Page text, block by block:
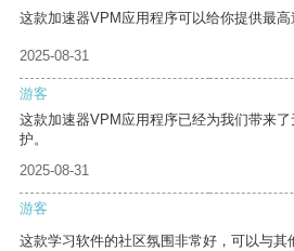
这款加速器VPM应用程序可以给你提供最高
2025-08-31
游客
这款加速器VPM应用程序已经为我们带来
护。
2025-08-31
游客
这款学习软件的社区氛围非常好，可以与其